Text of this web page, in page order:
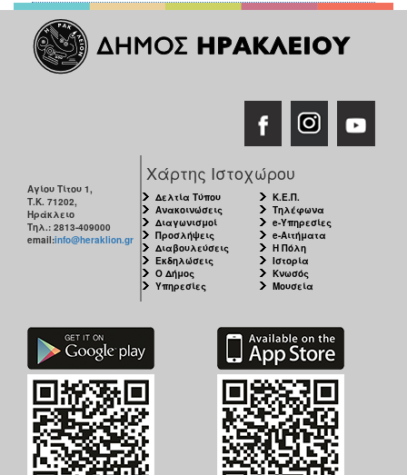
Αγίου Τίτου 1,
Τ.Κ. 71202,
Ηράκλειο
Τηλ.: 2813-409000
email:info@heraklion.gr
Χάρτης Ιστοχώρου
Δελτία Τύπου
Ανακοινώσεις
Διαγωνισμοί
Προσλήψεις
Διαβουλεύσεις
Εκδηλώσεις
Ο Δήμος
Υπηρεσίες
Κ.Ε.Π.
Τηλέφωνα
e-Υπηρεσίες
e-Αιτήματα
Η Πόλη
Ιστορία
Κνωσός
Μουσεία